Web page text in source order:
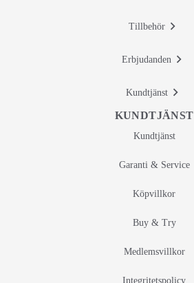
Tillbehör
Erbjudanden
Kundtjänst
KUNDTJÄNST
Kundtjänst
Garanti & Service
Köpvillkor
Buy & Try
Medlemsvillkor
Integritetspolicy